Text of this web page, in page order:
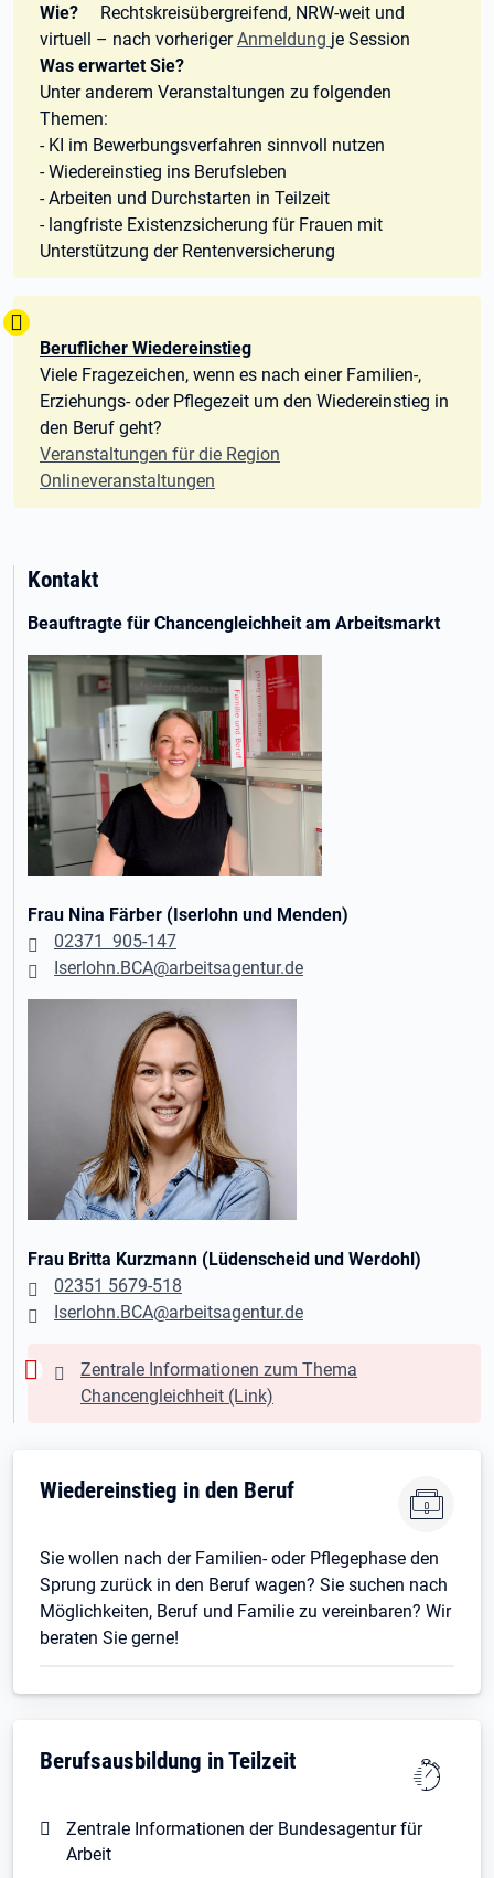
Wie?
Rechtskreisübergreifend, NRW-weit und
virtuell – nach vorherigerAnmeldung je Session
Was erwartet Sie?
Unter anderem Veranstaltungen zu folgenden
Themen:
- KI im Bewerbungsverfahren sinnvoll nutzen
- Wiedereinstieg ins Berufsleben
- Arbeiten und Durchstarten in Teilzeit
- langfriste Existenzsicherung für Frauen mit
Unterstützung der Rentenversicherung
Beruflicher Wiedereinstieg
Viele Fragezeichen, wenn es nach einer Familien-,
Erziehungs- oder Pflegezeit um den Wiedereinstieg in
den Beruf geht?
Veranstaltungen für die Region
Onlineveranstaltungen
Kontakt
Beauftragte für Chancengleichheit am Arbeitsmarkt
Frau Nina Färber (Iserlohn und Menden)
02371 905-147
Iserlohn.BCA@arbeitsagentur.de
Frau Britta Kurzmann (Lüdenscheid und Werdohl)
02351 5679-518
Iserlohn.BCA@arbeitsagentur.de
Warnung:
Zentrale Informationen zum Thema
Chancengleichheit (Link)
Wiedereinstieg in den Beruf
Sie wollen nach der Familien- oder Pflegephase den
Sprung zurück in den Beruf wagen? Sie suchen nach
Möglichkeiten, Beruf und Familie zu vereinbaren? Wir
beraten Sie gerne!
Berufsausbildung in Teilzeit
Zentrale Informationen der Bundesagentur für
Arbeit